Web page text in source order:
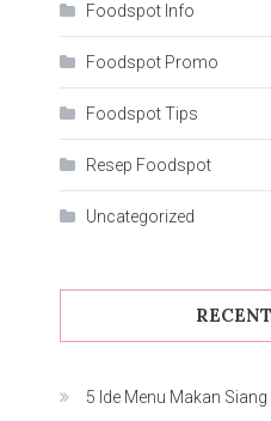
Foodspot Info
Foodspot Promo
Foodspot Tips
Resep Foodspot
Uncategorized
5 Ide Menu Makan